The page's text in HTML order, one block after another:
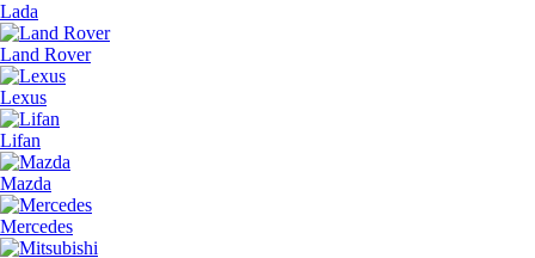
Lada
Land Rover
Lexus
Lifan
Mazda
Mercedes